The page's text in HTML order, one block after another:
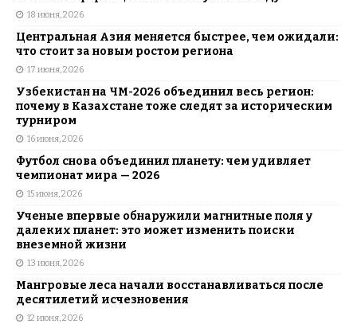
18 июня, 2026
Центральная Азия меняется быстрее, чем ожидали:
что стоит за новым ростом региона
17 июня, 2026
Узбекистан на ЧМ-2026 объединил весь регион:
почему в Казахстане тоже следят за историческим
турниром
16 июня, 2026
Футбол снова объединил планету: чем удивляет
чемпионат мира — 2026
15 июня, 2026
Ученые впервые обнаружили магнитные поля у
далеких планет: это может изменить поиски
внеземной жизни
13 июня, 2026
Мангровые леса начали восстанавливаться после
десятилетий исчезновения
12 июня, 2026